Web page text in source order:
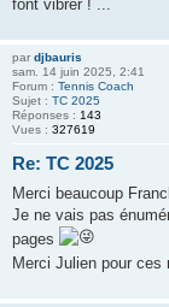
font vibrer ! ...
par djbauris
sam. 14 juin 2025, 2:41
Forum : Tennis Coach
Sujet : TC 2025
Réponses : 143
Vues : 327619
Re: TC 2025
Merci beaucoup
Je ne vais pas
pages
Merci Julien pour ces